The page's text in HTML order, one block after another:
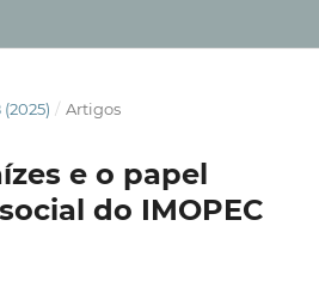
(2025) / Artigos
e o papel
do IMOPEC